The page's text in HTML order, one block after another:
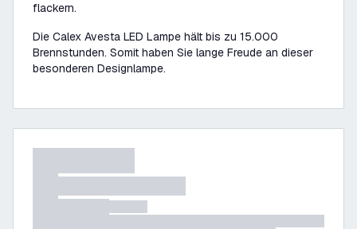
flackern.
Die Calex Avesta LED Lampe hält bis zu 15.000
Brennstunden. Somit haben Sie lange Freude an dieser
besonderen Designlampe.